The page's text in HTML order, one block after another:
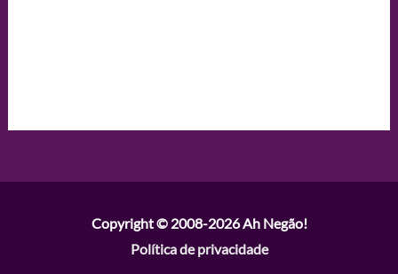
Copyright © 2008-2026Ah Negão!
Política de privacidade